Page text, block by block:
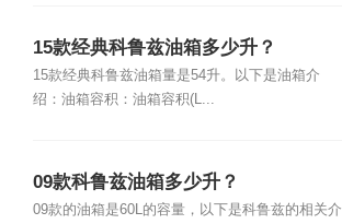
15款经典科鲁兹油箱多少升？
15款经典科鲁兹油箱量是54升。以下是油箱介
绍：油箱容积：油箱容积(L...
09款科鲁兹油箱多少升？
09款的油箱是60L的容量，以下是科鲁兹的相关介